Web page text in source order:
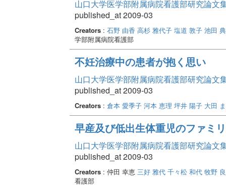
山口大学医学部附属病院看護部研究論文
published_at 2009-03
Creators: 石野 由香 高杉 雅代子 塩道 敦子 池田
学部附属病院看護部
不妊治療中の患者が抱く思い
山口大学医学部附属病院看護部研究論文
published_at 2009-03
Creators: 倉本 愛季子 河本 恵理 坪井 陽子 大田
早産及び低出生体重児のファミ
山口大学医学部附属病院看護部研究論文
published_at 2009-03
Creators: 仲田 幸恵 三好 雅代 千々松 和代 牧野
看護部